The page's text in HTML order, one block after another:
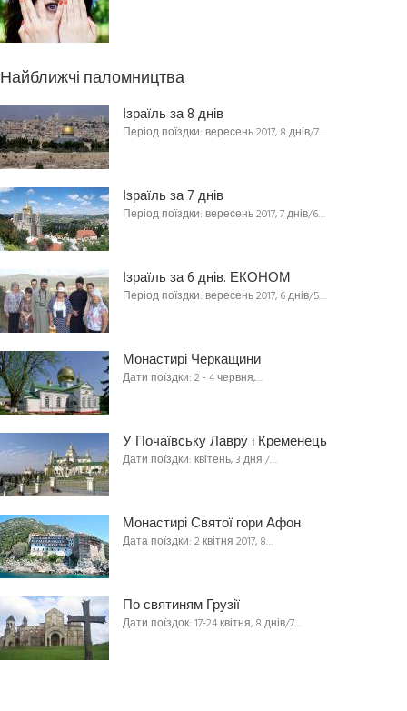
Найближчі паломництва
Ізраїль за 8 днів
Період поїздки: вересень 2017, 8 днів/7…
Ізраїль за 7 днів
Період поїздки: вересень 2017, 7 днів/6…
Ізраїль за 6 днів. ЕКОНОМ
Період поїздки: вересень 2017, 6 днів/5…
Монастирі Черкащини
Дати поїздки: 2 - 4 червня,…
У Почаївську Лавру і Кременець
Дати поїздки: квітень, 3 дня /…
Монастирі Святої гори Афон
Дата поїздки: 2 квітня 2017, 8…
По святиням Грузії
Дати поїздок: 17-24 квітня, 8 днів/7…